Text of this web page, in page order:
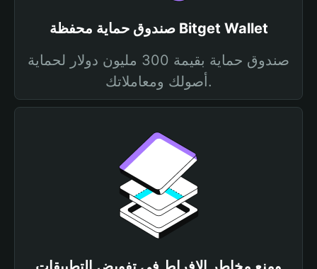
صندوق حماية محفظة Bitget Wallet
صندوق حماية بقيمة 300 مليون دولار لحماية
أصولك ومعاملاتك.